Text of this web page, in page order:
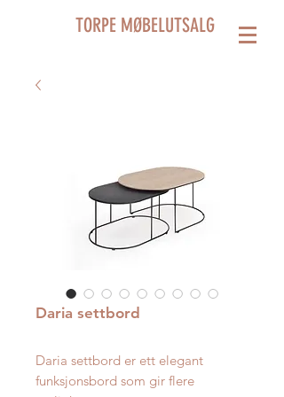
TORPE MØBELUTSALG
Daria settbord
Daria settbord er ett elegant
funksjonsbord som gir flere